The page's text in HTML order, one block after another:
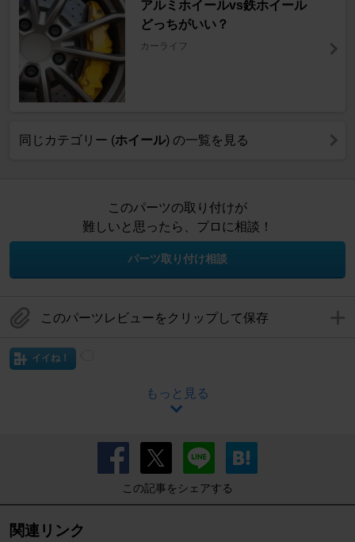
アルミホイールvs鉄ホイール
どっちがいい？
カーライフ
同じカテゴリー (ホイール) の一覧を見る
このパーツの取り付けが
難しいと思ったら、プロに相談！
パーツ取り付け相談
このパーツレビューをクリップして保存
イイね！
もっと見る
この記事をシェアする
関連リンク